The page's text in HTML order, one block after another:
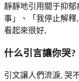
靜靜地引用關于抑
事」、「我停止解
看起來很好,
什么引言讓你哭?
引文讓人們流淚, 哭